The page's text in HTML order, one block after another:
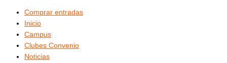
Comprar entradas
Inicio
Campus
Clubes Convenio
Noticias